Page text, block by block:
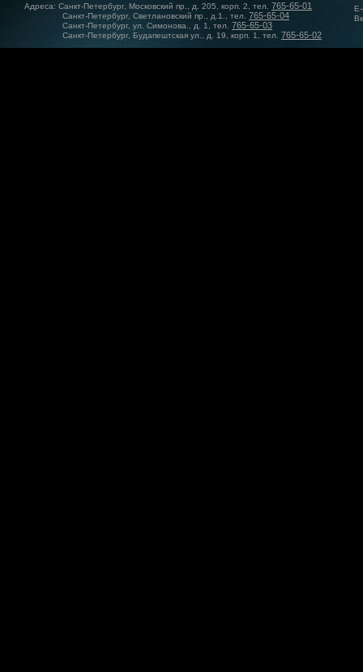
Адреса: Санкт-Петербург, Московский пр., д. 205, корп. 2, тел. 765-65-01
Санкт-Петербург, Светлановский пр., д.1., тел. 765-65-04
Санкт-Петербург, ул. Симонова., д. 1, тел. 765-65-03
Санкт-Петербург, Будапештская ул., д. 19, корп. 1, тел. 765-65-02